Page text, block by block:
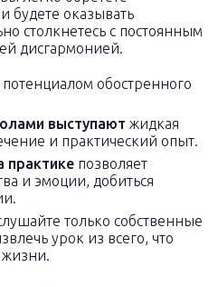
будете оказывать
столкнетесь с постоянным
дисгармонией.
потенциалом обостренного
выступают жидкая
и практический опыт.
практике позволяет
и эмоции, добиться
только собственные
урок из всего, что